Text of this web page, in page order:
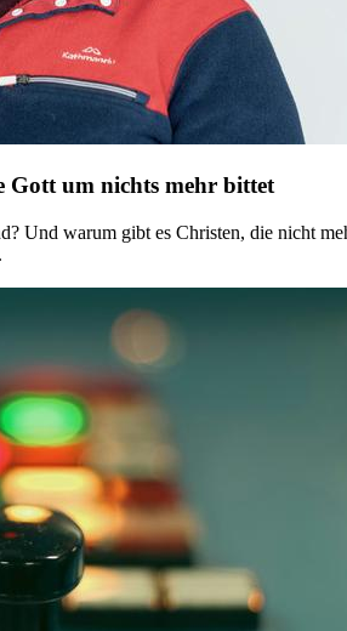
Gott um nichts mehr bittet
Und warum gibt es Christen, die nicht